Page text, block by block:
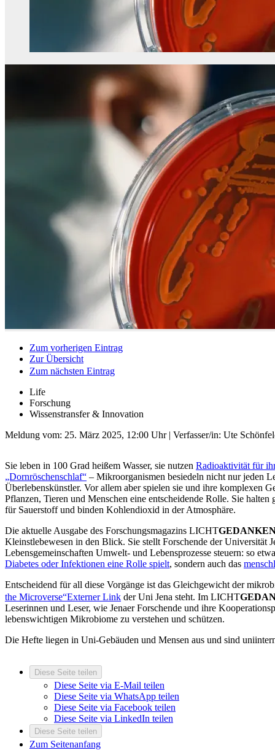
Zum vorherigen Eintrag
Zur Übersicht
Zum nächsten Eintrag
Life
Forschung
Wissenstransfer & Innovation
Meldung vom: 25. März 2025, 12:00 Uhr| Verfasser/in: Ute
Sie leben in 100 Grad heißem Wasser, sie nutzen Radioaktivität für
„Dornröschenschlaf“ – Mikroorganismen besiedeln nicht nur jeden
Überlebenskünstler. Vor allem aber spielen sie und ihre komplexen
Pflanzen, Tieren und Menschen eine entscheidende Rolle. Sie
für Sauerstoff und binden Kohlendioxid in der Atmosphäre.
Die aktuelle Ausgabe des Forschungsmagazins LICHT
Kleinstlebewesen in den Blick. Sie stellt Forschende der Universität
Lebensgemeinschaften Umwelt- und Lebensprozesse steuern: so
Diabetes oder Infektionen eine Rolle spielt, sondern auch das
Entscheidend für all diese Vorgänge ist das Gleichgewicht der
the Microverse“Externer Link der Uni Jena steht. Im LICHT
Leserinnen und Leser, wie Jenaer Forschende und ihre
lebenswichtigen Mikrobiome zu verstehen und schützen.
Die Hefte liegen in Uni-Gebäuden und Mensen aus und sind
Diese Seite teilen
Diese Seite via E-Mail teilen
Diese Seite via WhatsApp teilen
Diese Seite via Facebook teilen
Diese Seite via LinkedIn teilen
Diese Seite teilen
Zum Seitenanfang